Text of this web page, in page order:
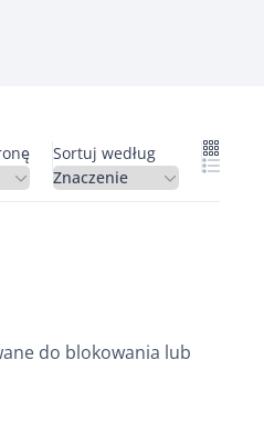
Sortuj według
do blokowania lub